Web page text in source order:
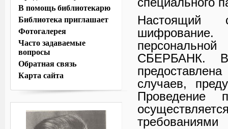
Настоящий
шифрование.
СБЕРБАНК.
случаев,
Проведение
В помощь библиотекарю
Библиотека приглашает
Фотогалерея
Часто задаваемые
вопросы
Обратная связь
Карта сайта